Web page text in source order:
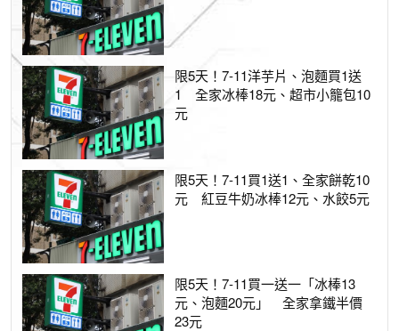
限5天！7-11洋芋片、泡麵買1送
1 全家冰棒18元、超市小籠包10
元
限5天！7-11買1送1、全家餅乾10
元 紅豆牛奶冰棒12元、水餃5元
限5天！7-11買一送一「冰棒13
元、泡麵20元」 全家拿鐵半價
23元